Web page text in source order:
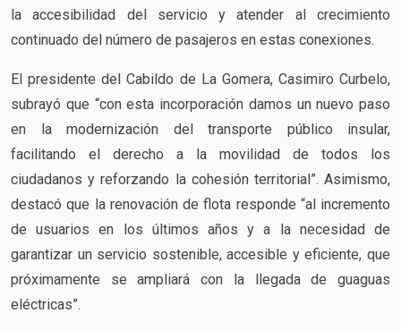
la accesibilidad del servicio y atender al crecimiento
continuado del número de pasajeros en estas conexiones.
El presidente del Cabildo de La Gomera, Casimiro Curbelo,
subrayó que “con esta incorporación damos un nuevo paso
en la modernización del transporte público insular,
facilitando el derecho a la movilidad de todos los
ciudadanos y reforzando la cohesión territorial”. Asimismo,
destacó que la renovación de flota responde “al incremento
de usuarios en los últimos años y a la necesidad de
garantizar un servicio sostenible, accesible y eficiente, que
próximamente se ampliará con la llegada de guaguas
eléctricas”.